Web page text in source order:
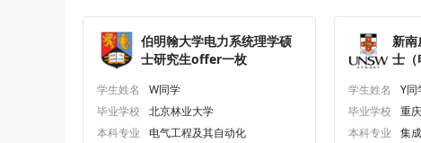
伯明翰大学电力系统理学硕
士研究生offer一枚
学生姓名
W同学
毕业学校
北京林业大学
本科专业
电气工程及其自动化
新南
士
学生姓名
Y同
毕业学校
重
本科专业
集